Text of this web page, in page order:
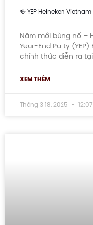
🍻 YEP Heineken
Năm mới bùng nổ –
Year-End Party
chính thức diễn ra
XEM THÊM
Tháng 3 18, 2025